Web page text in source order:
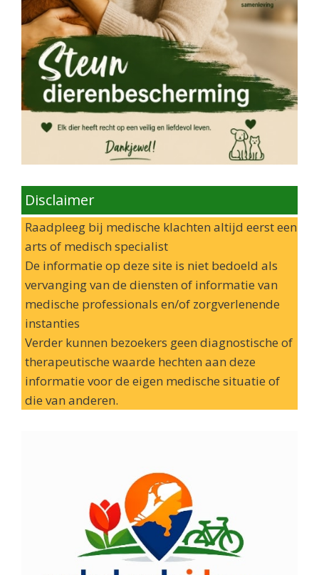
Disclaimer
Raadpleeg bij medische klachten altijd eerst een
arts of medisch specialist
De informatie op deze site is niet bedoeld als
vervanging van de diensten of informatie van
medische professionals en/of zorgverlenende
instanties
Verder kunnen bezoekers geen diagnostische of
therapeutische waarde hechten aan deze
informatie voor de eigen medische situatie of
die van anderen.